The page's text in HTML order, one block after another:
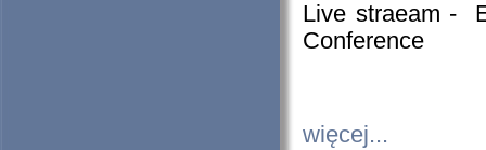
Live straeam -
Conference
więcej...